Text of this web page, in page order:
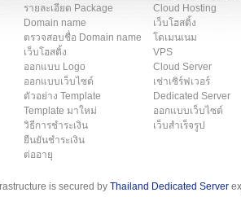
รายละเอียด Package
Domain name
ตรวจสอบชื่อ Domain name
เว็บโฮสติ้ง
ออกแบบ Logo
ออกแบบเว็บไซต์
ตัวอย่าง Template
Template มาใหม่
วิธีการชำระเงิน
ยืนยันชำระเงิน
ต่ออายุ
Cloud Hosting
เว็บโฮสติ้ง
โดเมนเนม
VPS
Cloud Server
เช่าเซิร์ฟเวอร์
Dedicated Server
ออกแบบเว็บไซต์
เว็บสำเร็จรูป
is secured by Thailand Dedicated Server